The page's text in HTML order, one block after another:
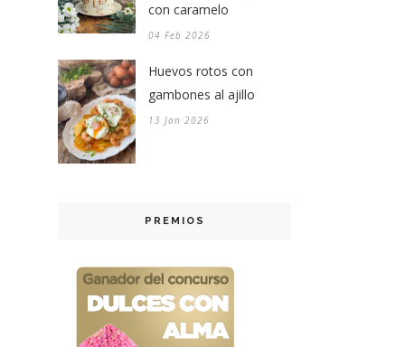
con caramelo
04 Feb 2026
Huevos rotos con
gambones al ajillo
13 Jan 2026
PREMIOS